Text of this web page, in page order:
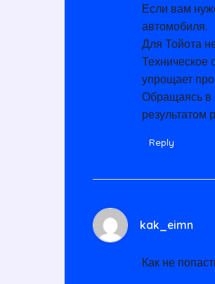
Если вам
автомобиля.
Для Тойота
Техническое
упрощает
Обращаясь в
результатом
Reply
kak_eimn
Как не